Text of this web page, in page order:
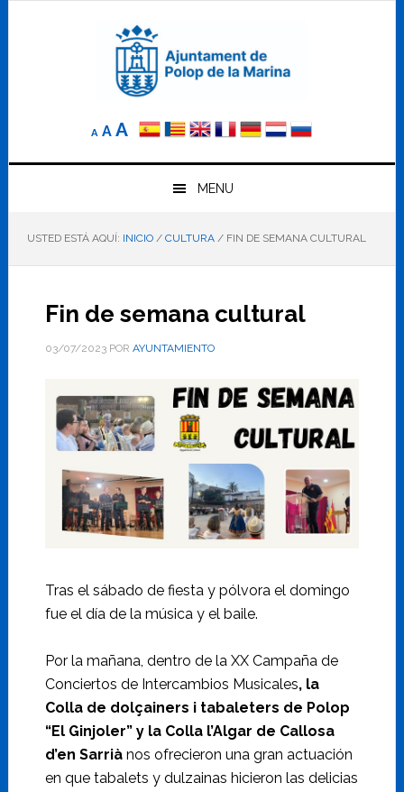
A
Reducir
elA Tamaño
AAumentar
el
tamaño
letra
MENU
USTED ESTÁ AQUÍ: INICIO / CULTURA /FIN DE SEMANA CULTURAL
Fin de semana cultural
03/07/2023POR AYUNTAMIENTO
Tras el sábado de fiesta y pólvora el domingo
fue el día de la música y el baile.
Por la mañana, dentro de la XX Campaña de
Conciertos de Intercambios Musicales, la
Colla de dolçainers i tabaleters de Polop
“El Ginjoler” y la Colla l’Algar de Callosa
d’en Sarriànos ofrecieron una gran actuación
en que tabalets y dulzainas hicieron las delicias